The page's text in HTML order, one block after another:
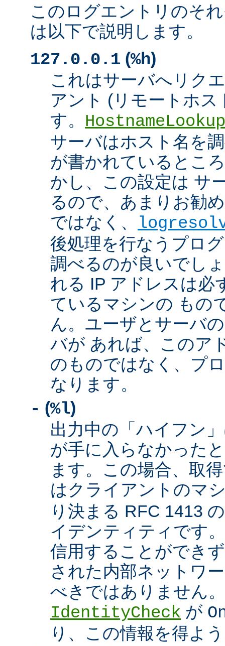
このログエントリのそ
は以下で説明します。
127.0.0.1 (%h)
これはサーバへリク
アント (リモートホ
す。
サーバはホスト名を
が書かれているとこ
かし、この設定は サ
るので、あまりお勧
ではなく、
後処理を行なうプロ
調べるのが良いでし
れる IP アドレスは必
ているマシンの もの
ん。ユーザとサーバ
バが あれば、このア
のものではなく、プ
なります。
- (%l)
出力中の「ハイフン
が手に入らなかった
ます。この場合、取
はクライアントのマ
り決まる RFC 1413
イデンティティです
信用することができ
された内部ネットワ
べきではありません
IdentityCheck が
り、この情報を得よ